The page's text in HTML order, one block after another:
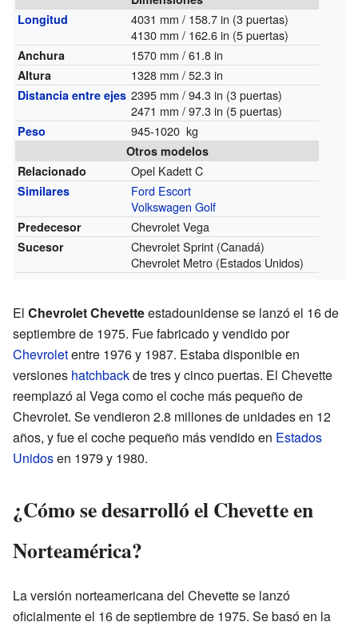
Longitud
4031 mm / 158.7 in (3 puertas)
4130 mm / 162.6 in (5 puertas)
Anchura 1570 mm / 61.8 in
Altura 1328 mm / 52.3 in
Distancia entre ejes 2395 mm / 94.3 in (3 puertas)
2471 mm / 97.3 in (5 puertas)
Peso 945-1020 kg
Otros modelos
Relacionado
Opel Kadett C
Similares
Ford Escort
Volkswagen Golf
Predecesor Chevrolet Vega
Sucesor
Chevrolet Sprint (Canadá)
Chevrolet Metro (Estados Unidos)
El Chevrolet Chevetteestadounidense se lanzó el 16 de
septiembre de 1975. Fue fabricado y vendido por
Chevroletentre 1976 y 1987. Estaba disponible en
versiones hatchbackde tres y cinco puertas. El Chevette
reemplazó al Vega como el coche más pequeño de
Chevrolet. Se vendieron 2.8 millones de unidades en 12
años, y fue el coche pequeño más vendido en Estados
Unidosen 1979 y 1980.
¿Cómo se desarrolló el Chevette en
Norteamérica?
La versión norteamericana del Chevette se lanzó
oficialmente el 16 de septiembre de 1975. Se basó en la